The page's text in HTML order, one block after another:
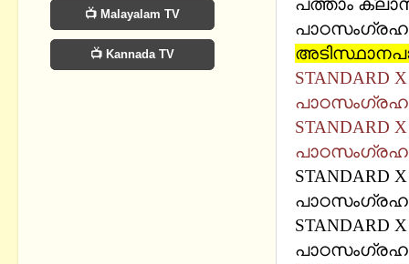
പത്താം
📺 Malayalam TV
📺 Kannada TV